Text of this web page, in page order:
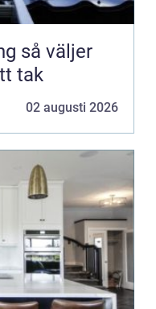
tak
02 augusti 2026